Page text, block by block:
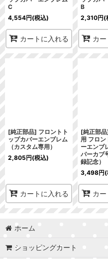
C
4,554円(税込)
カートに入れる
B
2,310円(
カ
[純正部品] フロントト
ップカバーエンブレム
（カスタム専用）
2,805円(税込)
カートに入れる
[純正部
用 フロ
ーエンブ
パーカブ
録記念）
3,498円
カ
ホーム
ショッピングカート